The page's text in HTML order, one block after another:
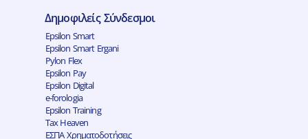
Δημοφιλείς Σύνδεσμοι
Epsilon Smart
Epsilon Smart Ergani
Pylon Flex
Epsilon Pay
Epsilon Digital
e-forologia
Epsilon Training
Tax Heaven
ΕΣΠΑ Χρηματοδοτήσεις